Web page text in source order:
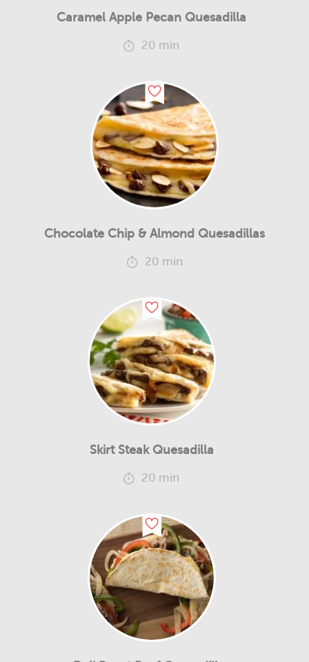
Caramel Apple Pecan Quesadilla
20 min
Chocolate Chip & Almond Quesadillas
20 min
Skirt Steak Quesadilla
20 min